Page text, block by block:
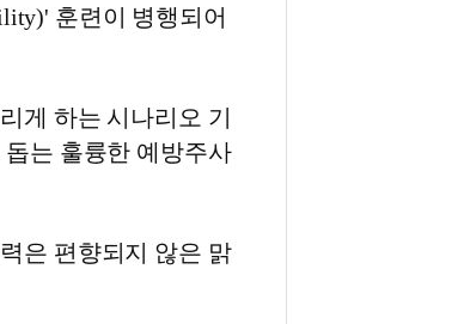
훈련이 병행되어
게 하는 시나리오 기
는 훌륭한 예방주사
은 편향되지 않은 맑